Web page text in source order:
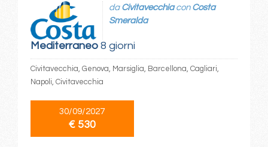
Mediterraneo8 giorni
da Civitavecchiacon Costa
Smeralda
Civitavecchia, Genova, Marsiglia, Barcellona, Cagliari,
Napoli, Civitavecchia
30/09/2027
€ 530